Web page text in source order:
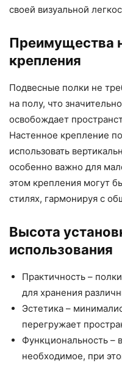
своей визуальной
Преимущества
крепления
Подвесные полки не
на полу, что
освобождает
Настенное крепление
использовать
особенно важно для
этом крепления могут
стилях, гармонируя с
Высота
использования
Практичность –
для хранения
Эстетика –
перегружает
Функциональность –
необходимое, при